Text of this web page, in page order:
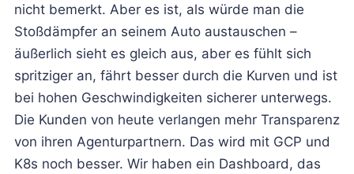
nicht bemerkt. Aber es ist, als würde man die
Stoßdämpfer an seinem Auto austauschen –
äußerlich sieht es gleich aus, aber es fühlt sich
spritziger an, fährt besser durch die Kurven und ist
bei hohen Geschwindigkeiten sicherer unterwegs.
Die Kunden von heute verlangen mehr Transparenz
von ihren Agenturpartnern. Das wird mit GCP und
K8s noch besser. Wir haben ein Dashboard, das